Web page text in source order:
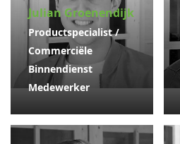
Julian Groenendijk
Productspecialist /
Commerciële
Binnendienst
Medewerker